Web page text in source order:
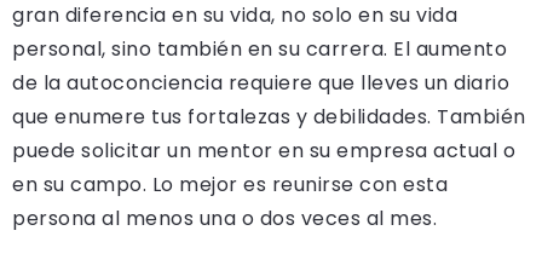
gran diferencia en su vida, no solo en su vida
personal, sino también en su carrera. El aumento
de la autoconciencia requiere que lleves un diario
que enumere tus fortalezas y debilidades. También
puede solicitar un mentor en su empresa actual o
en su campo. Lo mejor es reunirse con esta
persona al menos una o dos veces al mes.